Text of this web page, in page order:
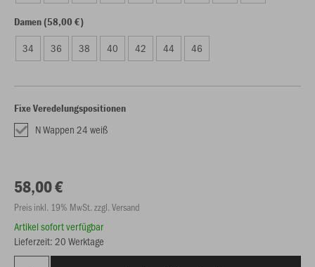
Damen (58,00 €)
34 36 38 40 42 44 46
Fixe Veredelungspositionen
N Wappen 24 weiß
58,00 €
Preis inkl. 19% MwSt. zzgl. Versand
Artikel sofort verfügbar
Lieferzeit: 20 Werktage